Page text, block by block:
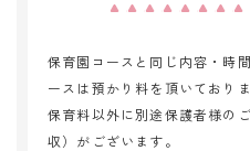
保育園コースと同じ内容・時
ースは預かり料を頂いており
保育料以外に別途保護者様の
収）がございます。